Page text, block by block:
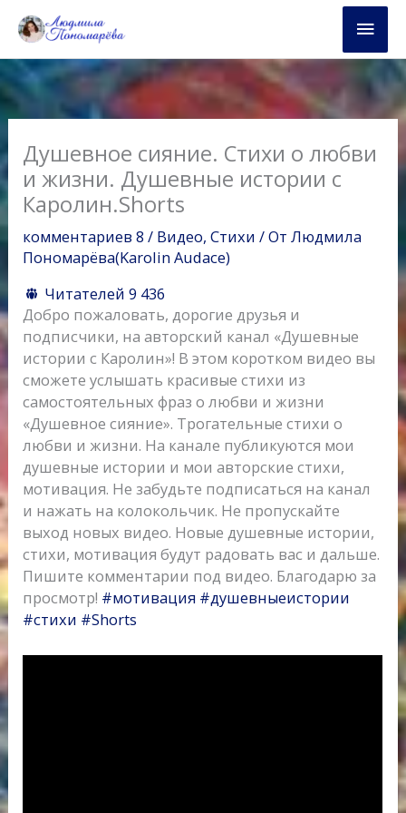
содержимому
Душевное сияние. Стихи о любви
и жизни. Душевные истории с
Каролин.Shorts
комментариев 8 / Видео,Стихи / ОтЛюдмила
Пономарёва(Karolin Audace)
Читателей 9 436
Добро пожаловать, дорогие друзья и
подписчики, на авторский канал «Душевные
истории с Каролин»! В этом коротком видео вы
сможете услышать красивые стихи из
самостоятельных фраз о любви и жизни
«Душевное сияние». Трогательные стихи о
любви и жизни. На канале публикуются мои
душевные истории и мои авторские стихи,
мотивация. Не забудьте подписаться на канал
и нажать на колокольчик. Не пропускайте
выход новых видео. Новые душевные истории,
стихи, мотивация будут радовать вас и дальше.
Пишите комментарии под видео. Благодарю за
просмотр! #мотивация #душевныеистории
#стихи #Shorts